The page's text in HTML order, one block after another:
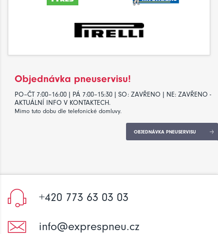
Objednávka pneuservisu!
PO–ČT 7:00–16:00 | PÁ 7:00–15:30 | SO: ZAVŘENO | NE: ZAVŘENO -
AKTUÁLNÍ INFO V KONTAKTECH.
Mimo tuto dobu dle telefonické domluvy.
OBJEDNÁVKA PNEUSERVISU
+420 773 63 03 03
info@exprespneu.cz